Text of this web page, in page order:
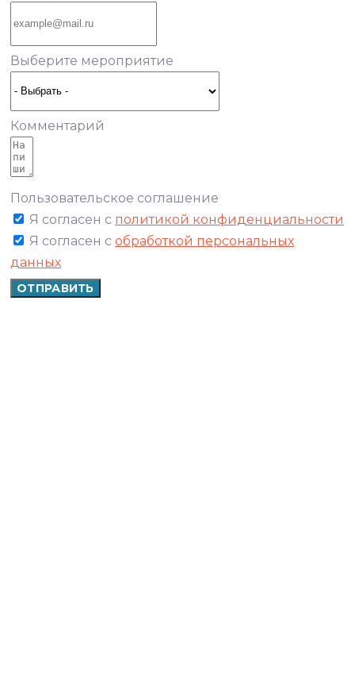
Выберите мероприятие
Комментарий
Пользовательское соглашение
Я согласен с политикой конфиденциальности
Я согласен с обработкой персональных
данных
ОТПРАВИТЬ